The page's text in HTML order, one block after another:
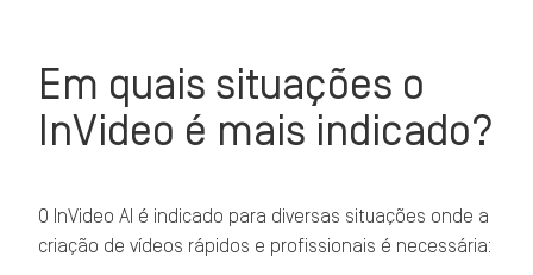
Em quais situações o
InVideo é mais indicado?
O InVideo AI é indicado para diversas situações onde a
criação de vídeos rápidos e profissionais é necessária: